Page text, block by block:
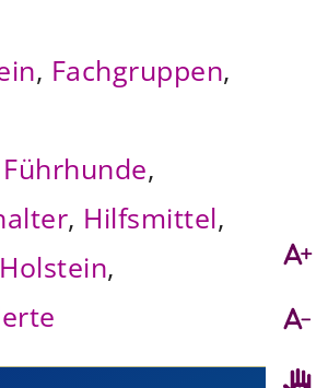
, Fachgruppen,
Führhunde,
, Hilfsmittel,
,